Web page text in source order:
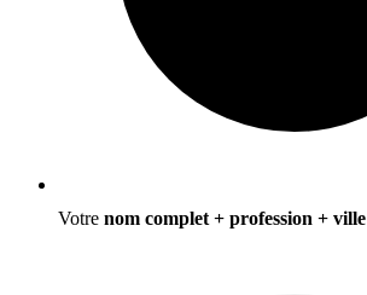
Votre nom complet + profession + ville